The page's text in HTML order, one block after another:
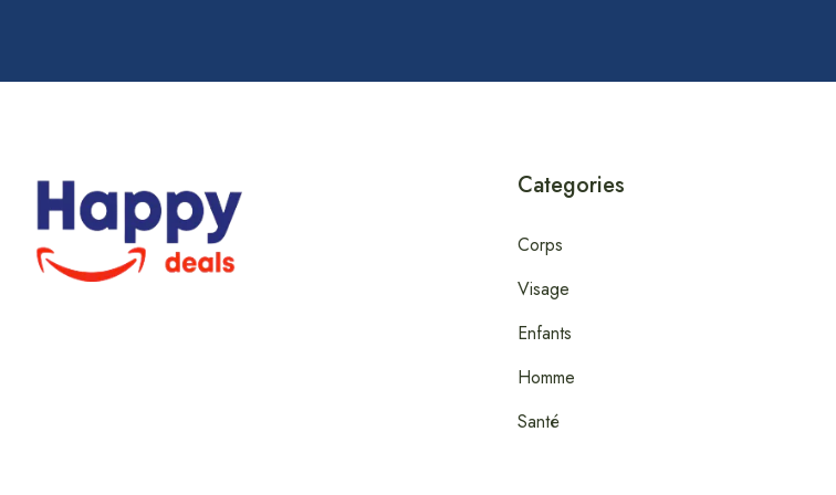
Categories
Corps
Visage
Enfants
Homme
Santé